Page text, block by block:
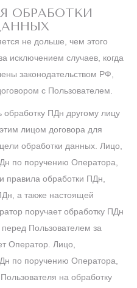
ОБРАБОТКИ
не дольше, чем этого
исключением случаев, когда
законодательством РФ,
с Пользователем.
ПДн другому лицу
лицом договора для
обработки данных. Лицо,
по поручению Оператора,
правила обработки ПДн,
а также настоящей
поручает обработку ПДн
перед Пользователем за
Оператор. Лицо,
по поручению Оператора,
на обработку